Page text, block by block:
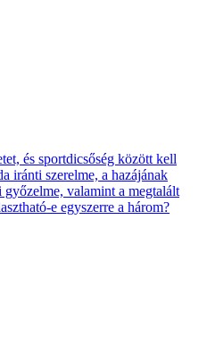
és sportdicsőség között kell
iránti szerelme, a hazájának
valamint a megtalált
e egyszerre a három?